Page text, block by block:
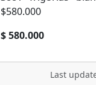
$580.000
$ 580.000
Last